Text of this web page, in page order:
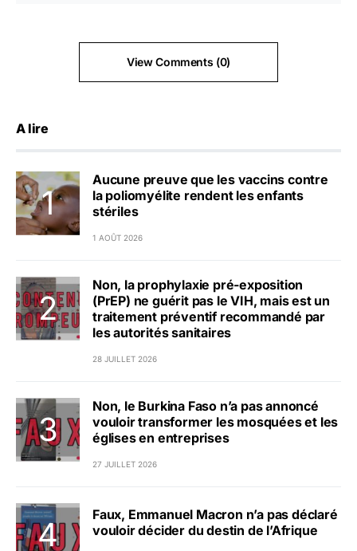
View Comments (0)
A lire
Aucune preuve que les vaccins contre
la poliomyélite rendent les enfants
stériles
1 AOÛT 2026
Non, la prophylaxie pré-exposition
(PrEP) ne guérit pas le VIH, mais est un
traitement préventif recommandé par
les autorités sanitaires
28 JUILLET 2026
Non, le Burkina Faso n’a pas annoncé
vouloir transformer les mosquées et les
églises en entreprises
27 JUILLET 2026
Faux, Emmanuel Macron n’a pas déclaré
vouloir décider du destin de l’Afrique